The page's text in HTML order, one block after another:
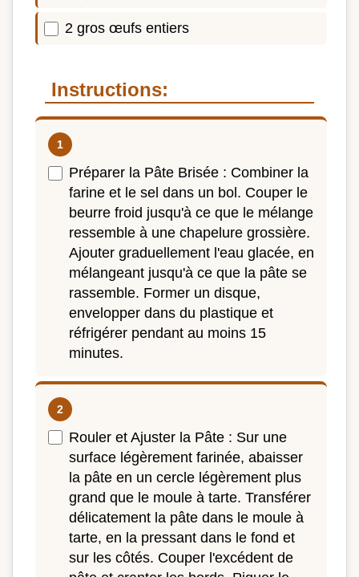
2 gros œufs entiers
Instructions:
Préparer la Pâte Brisée : Combiner la
farine et le sel dans un bol. Couper le
beurre froid jusqu'à ce que le mélange
ressemble à une chapelure grossière.
Ajouter graduellement l'eau glacée, en
mélangeant jusqu'à ce que la pâte se
rassemble. Former un disque,
envelopper dans du plastique et
réfrigérer pendant au moins 15
minutes.
Rouler et Ajuster la Pâte : Sur une
surface légèrement farinée, abaisser
la pâte en un cercle légèrement plus
grand que le moule à tarte. Transférer
délicatement la pâte dans le moule à
tarte, en la pressant dans le fond et
sur les côtés. Couper l'excédent de